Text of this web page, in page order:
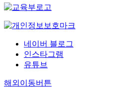
네이버 블로그
인스타그램
유튜브
해외이동버튼